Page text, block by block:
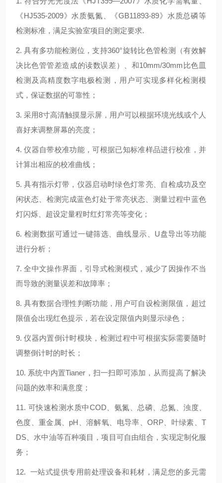
《HJ535-2009》水质氨氮、《GB11893-89》水质总磷等
检测标准，满足实验室项目的测定要求.
2. 具有多功能检测位，支持360°旋转比色管检测（有效解
决比色管管差造成的读数误差）、和10mm/30mm比色皿
检测及高精度数字电极检测，用户可实现多样化检测模
式，保证数据的可靠性；
3. 采用8寸高清触摸显示屏，用户可以根据环境光线或个人
喜好来调整屏幕的亮度；
4. 仪器自带校准功能，可根据已知标准样品进行校准，并
计算出相应的校准曲线；
5. 具有指示灯带，仪器启动时绿色灯常亮、自检成功及空
闲状态、检测完成蓝色灯处于常亮状态、测量过程中蓝色
灯闪烁、超设定量程时红灯常亮等变化；
6. 检测数据可通过一键筛选、曲线显示、U盘导出等功能
进行分析；
7. 全中文操作界面，引导式检测模式，减少了因操作不当
而导致的测量误差和故障率；
8. 具有数据合理性判断功能，用户可自设检测限值，超过
限值会出现红色提示，若在设定限值内则显示绿色；
9. 仪器内置倒计时模块，检测过程中可根据实际需要随时
调整倒计时的时长；
10. 系统中内置Tianer，扫一扫即可添加，从而提高了解决
问题的效率和满意度；
11. 可快速检测水质中COD、氨氮、总磷、总氮、浊度、
色度、重金属、pH、溶解氧、电导率、ORP、叶绿素、T
DS、水中油等百种项目，项目可自由组合，实现定制化服
务；
12. 一站式提供专用前处理设备和耗材，满足您的多元需